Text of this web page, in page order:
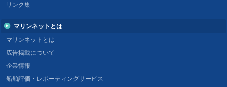
リンク集
マリンネットとは
マリンネットとは
広告掲載について
企業情報
船舶評価・レポーティングサービス